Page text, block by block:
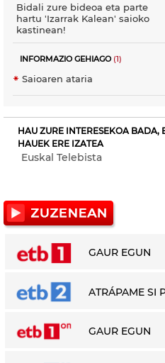
Bidali zure bideoa eta parte
hartu 'Izarrak Kalean' saioko
kastinean!
INFORMAZIO GEHIAGO(1)
Saioaren ataria
HAU ZURE INTERESEKOA BADA,
HAUEK ERE IZATEA
Euskal Telebista
GAUR EGUN
ATRÁPAME SI
GAUR EGUN